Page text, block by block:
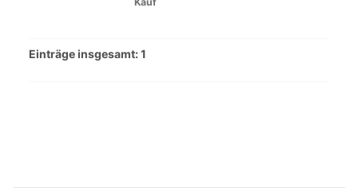
Einträge insgesamt: 1